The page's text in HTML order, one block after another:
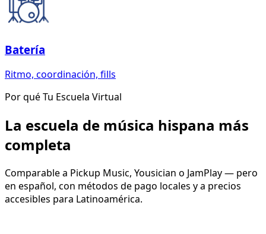
Batería
Ritmo, coordinación, fills
Por qué Tu Escuela Virtual
La escuela de música hispana más
completa
Comparable a Pickup Music, Yousician o JamPlay — pero
en español, con métodos de pago locales y a precios
accesibles para Latinoamérica.